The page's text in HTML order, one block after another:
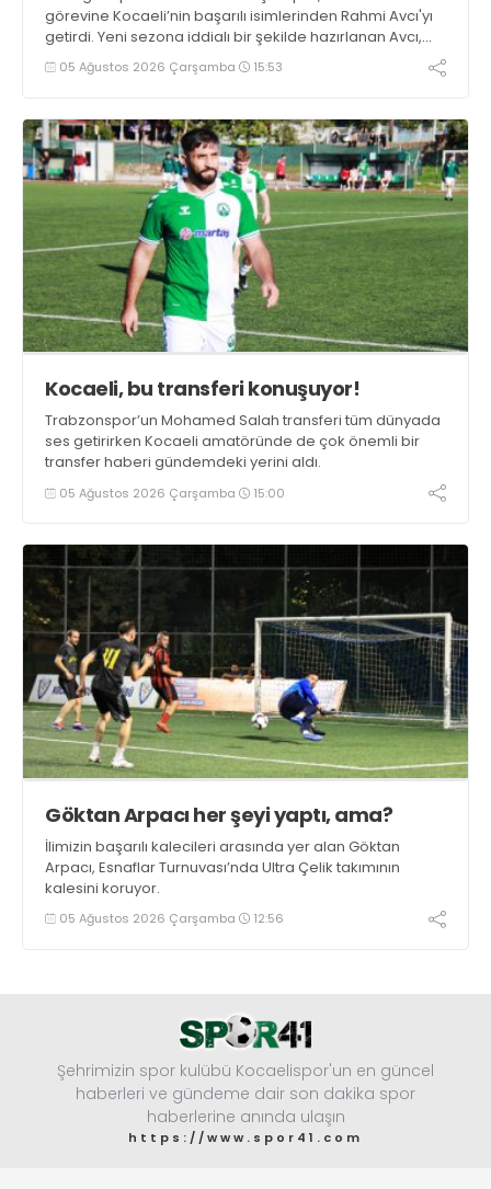
görevine Kocaeli’nin başarılı isimlerinden Rahmi Avcı'yı
getirdi. Yeni sezona iddialı bir şekilde hazırlanan Avcı,
duygularını aktardı.
05 Ağustos 2026 Çarşamba 15:53
Kocaeli, bu transferi konuşuyor!
Trabzonspor’un Mohamed Salah transferi tüm dünyada
ses getirirken Kocaeli amatöründe de çok önemli bir
transfer haberi gündemdeki yerini aldı.
05 Ağustos 2026 Çarşamba 15:00
Göktan Arpacı her şeyi yaptı, ama?
İlimizin başarılı kalecileri arasında yer alan Göktan
Arpacı, Esnaflar Turnuvası’nda Ultra Çelik takımının
kalesini koruyor.
05 Ağustos 2026 Çarşamba 12:56
Şehrimizin spor kulübü Kocaelispor'un en güncel
haberleri ve gündeme dair son dakika spor
haberlerine anında ulaşın
https://www.spor41.com